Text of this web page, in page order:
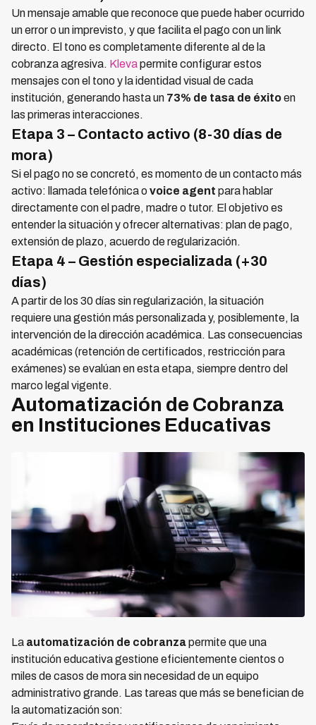
Un mensaje amable que reconoce que puede haber ocurrido
un error o un imprevisto, y que facilita el pago con un link
directo. El tono es completamente diferente al de la
cobranza agresiva. Klevapermite configurar estos
mensajes con el tono y la identidad visual de cada
institución, generando hasta un 73% de tasa de éxitoen
las primeras interacciones.
Etapa 3 – Contacto activo (8-30 días de
mora)
Si el pago no se concretó, es momento de un contacto más
activo: llamada telefónica o voice agent para hablar
directamente con el padre, madre o tutor. El objetivo es
entender la situación y ofrecer alternativas: plan de pago,
extensión de plazo, acuerdo de regularización.
Etapa 4 – Gestión especializada (+30
días)
A partir de los 30 días sin regularización, la situación
requiere una gestión más personalizada y, posiblemente, la
intervención de la dirección académica. Las consecuencias
académicas (retención de certificados, restricción para
exámenes) se evalúan en esta etapa, siempre dentro del
marco legal vigente.
Automatización de Cobranza
en Instituciones Educativas
La automatización de cobranzapermite que una
institución educativa gestione eficientemente cientos o
miles de casos de mora sin necesidad de un equipo
administrativo grande. Las tareas que más se benefician de
la automatización son: